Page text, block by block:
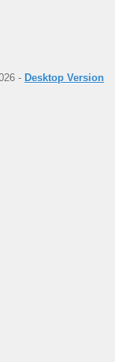
- Desktop Version